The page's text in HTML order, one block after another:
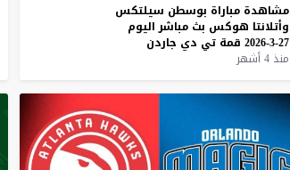
مشاهدة مباراة بوسطن سيلتكس
وأتلانتا هوكس بث مباشر اليوم
27-3-2026
قمة تي دي جاردن
منذ 4 أشهر